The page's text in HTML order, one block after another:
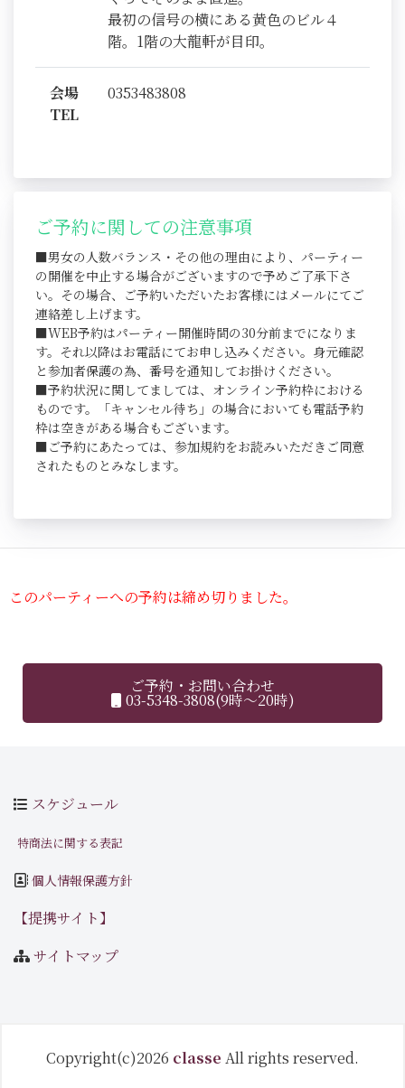
最初の信号の横にある黄色のビル４
階。1階の大龍軒が目印。
会場
TEL
0353483808
ご予約に関しての注意事項
■男女の人数バランス・その他の理由により、パーティー
の開催を中止する場合がございますので予めご了承下さ
い。その場合、ご予約いただいたお客様にはメールにてご
連絡差し上げます。
■WEB予約はパーティー開催時間の30分前までになりま
す。それ以降はお電話にてお申し込みください。身元確認
と参加者保護の為、番号を通知してお掛けください。
■予約状況に関してましては、オンライン予約枠における
ものです。「キャンセル待ち」の場合においても電話予約
枠は空きがある場合もございます。
■ご予約にあたっては、参加規約をお読みいただきご同意
されたものとみなします。
このパーティーへの予約は締め切りました。
ご予約・お問い合わせ
03-5348-3808(9時～20時)
スケジュール
特商法に関する表記
個人情報保護方針
【提携サイト】
サイトマップ
Copyright(c)2026 classe All rights reserved.